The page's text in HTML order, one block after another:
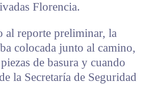
Florencia.
al reporte preliminar, la
colocada junto al camino,
de basura y cuando
la Secretaría de Seguridad